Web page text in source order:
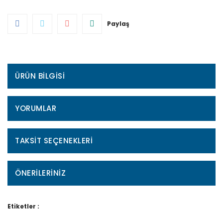
Paylaş
ÜRÜN BILGISI
YORUMLAR
TAKSIT SEÇENEKLERI
ÖNERILERINIZ
Etiketler :